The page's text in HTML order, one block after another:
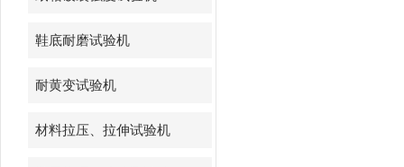
鞋底耐磨试验机
耐黄变试验机
材料拉压、拉伸试验机